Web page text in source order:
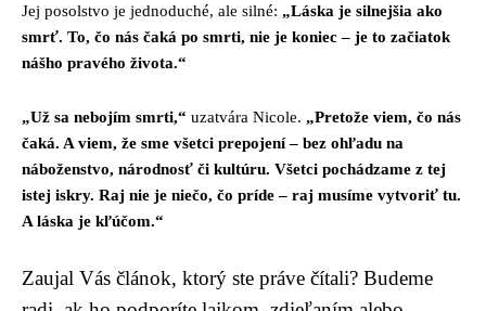
Jej posolstvo je jednoduché, ale silné: „Láska je silnejšia ako
smrť. To, čo nás čaká po smrti, nie je koniec – je to začiatok
nášho pravého života.“
„Už sa nebojím smrti,“ uzatvára Nicole. „Pretože viem, čo nás
čaká. A viem, že sme všetci prepojení – bez ohľadu na
náboženstvo, národnosť či kultúru. Všetci pochádzame z tej
istej iskry. Raj nie je niečo, čo príde – raj musíme vytvoriť tu.
A láska je kľúčom.“
Zaujal Vás článok, ktorý ste práve čítali? Budeme